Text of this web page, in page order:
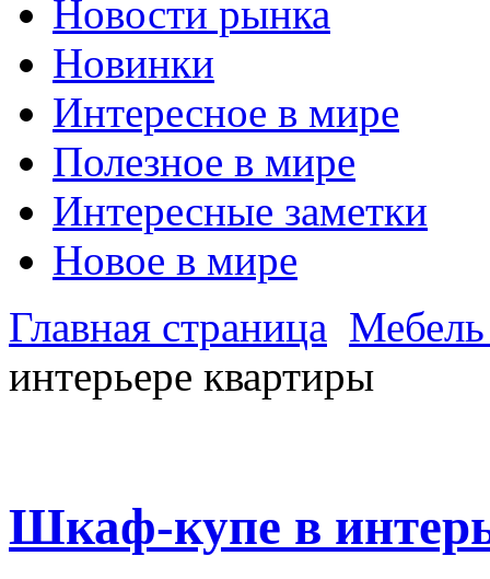
Новости рынка
Новинки
Интересное в мире
Полезное в мире
Интересные заметки
Новое в мире
Главная страница
интерьере квартиры
Шкаф-купе в